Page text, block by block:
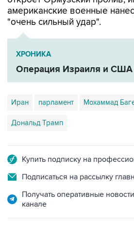
ХРОНИКА
Операция Израиля и США
Иран парламент Мохаммад
Дональд Трамп
Подписаться на рассылку
Получать оперативные